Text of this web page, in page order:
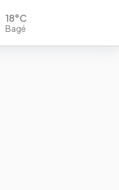
18°C
Bagé